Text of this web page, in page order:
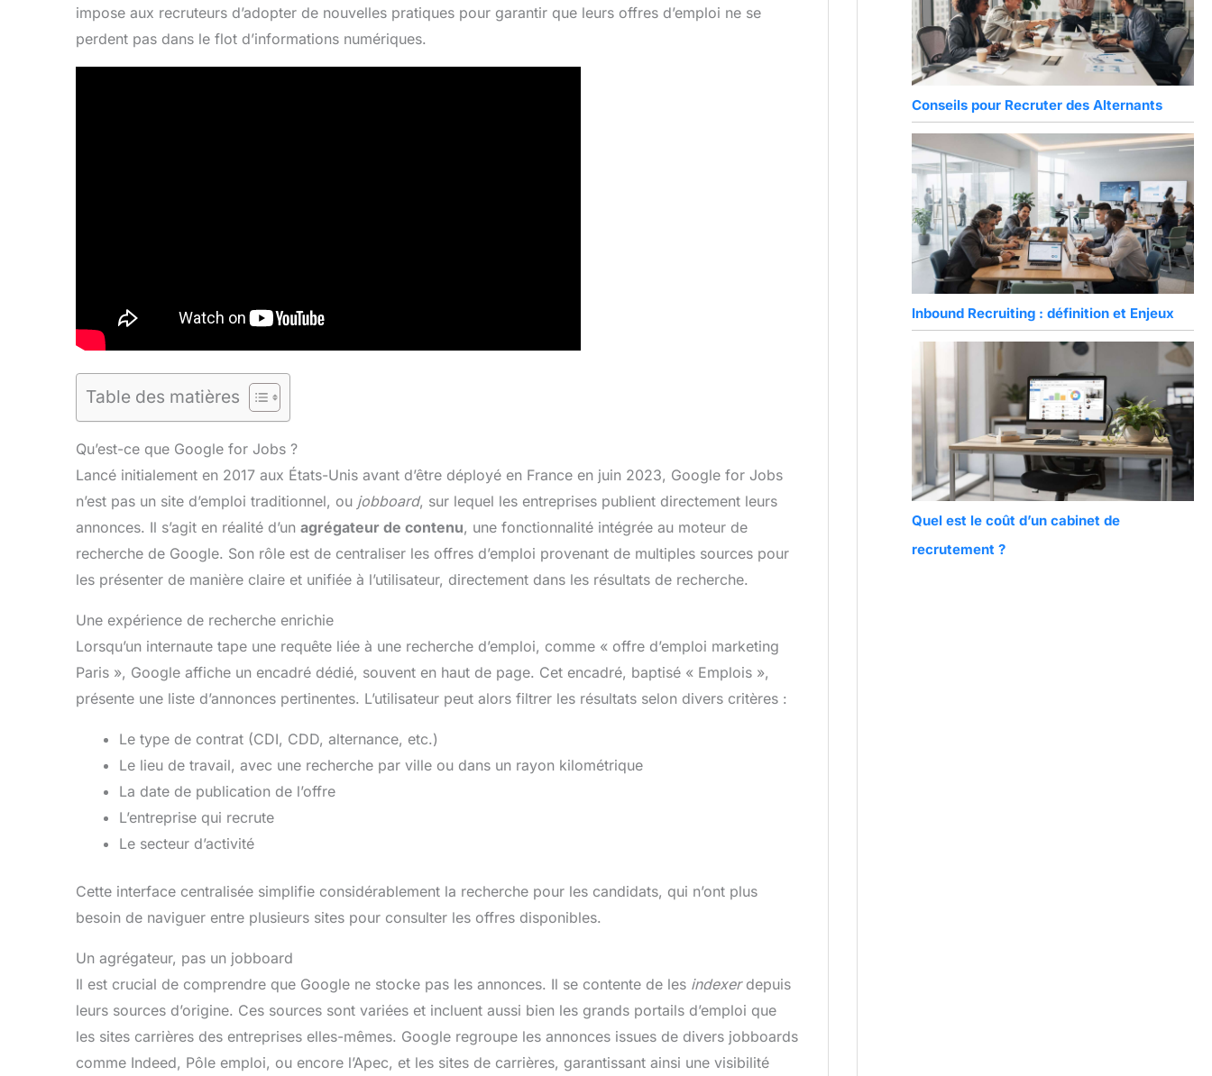
impose aux recruteurs d’adopter de nouvelles pratiques pour garantir que leurs offres d’emploi ne se
perdent pas dans le flot d’informations numériques.
Table des matières
Qu’est-ce que Google for Jobs ?
Lancé initialement en 2017 aux États-Unis avant d’être déployé en France en juin 2023, Google for Jobs
n’est pas un site d’emploi traditionnel, ou jobboard, sur lequel les entreprises publient directement leurs
annonces. Il s’agit en réalité d’un agrégateur de contenu, une fonctionnalité intégrée au moteur de
recherche de Google. Son rôle est de centraliser les offres d’emploi provenant de multiples sources pour
les présenter de manière claire et unifiée à l’utilisateur, directement dans les résultats de recherche.
Une expérience de recherche enrichie
Lorsqu’un internaute tape une requête liée à une recherche d’emploi, comme « offre d’emploi marketing
Paris », Google affiche un encadré dédié, souvent en haut de page. Cet encadré, baptisé « Emplois »,
présente une liste d’annonces pertinentes. L’utilisateur peut alors filtrer les résultats selon divers critères :
Le type de contrat (CDI, CDD, alternance, etc.)
Le lieu de travail, avec une recherche par ville ou dans un rayon kilométrique
La date de publication de l’offre
L’entreprise qui recrute
Le secteur d’activité
Cette interface centralisée simplifie considérablement la recherche pour les candidats, qui n’ont plus
besoin de naviguer entre plusieurs sites pour consulter les offres disponibles.
Un agrégateur, pas un jobboard
Il est crucial de comprendre que Google ne stocke pas les annonces. Il se contente de les indexerdepuis
leurs sources d’origine. Ces sources sont variées et incluent aussi bien les grands portails d’emploi que
les sites carrières des entreprises elles-mêmes. Google regroupe les annonces issues de divers jobboards
comme Indeed, Pôle emploi, ou encore l’Apec, et les sites de carrières, garantissant ainsi une visibilité
Conseils pour Recruter des Alternants
Inbound Recruiting : définition et Enjeux
Quel est le coût d’un cabinet de
recrutement ?